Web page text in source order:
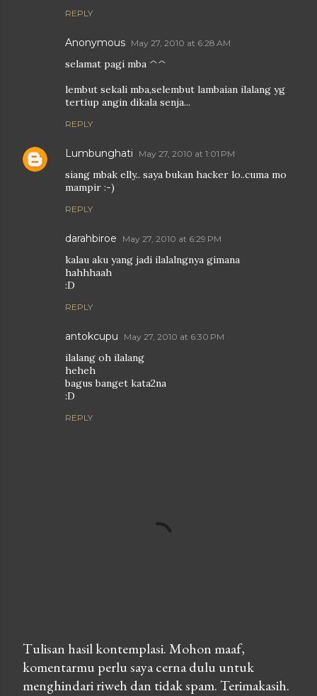
REPLY
Anonymous May 27, 2010 at 6:28 AM
selamat pagi mba ^^
lembut sekali mba,selembut lambaian ilalang yg
tertiup angin dikala senja...
REPLY
Lumbunghati May 27, 2010 at 1:01 PM
siang mbak elly.. saya bukan hacker lo..cuma mo
mampir :-)
REPLY
darahbiroe May 27, 2010 at 6:29 PM
kalau aku yang jadi ilalalngnya gimana
hahhhaah
:D
REPLY
antokcupu May 27, 2010 at 6:30 PM
ilalang oh ilalang
heheh
bagus banget kata2na
:D
REPLY
P
o
Tulisan hasil kontemplasi. Mohon maaf,
komentarmu perlu saya cerna dulu untuk
menghindari riweh dan tidak spam. Terimakasih.